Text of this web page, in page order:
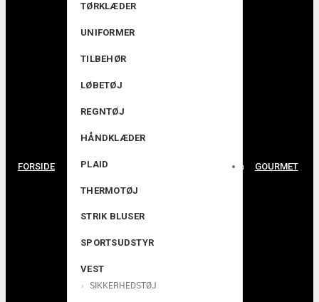
FORSIDE
TØRKLÆDER
UNIFORMER
TILBEHØR
LØBETØJ
REGNTØJ
HÅNDKLÆDER
PLAID
THERMOTØJ
STRIK BLUSER
SPORTSUDSTYR
VEST
SIKKERHEDSTØJ
GOURMET